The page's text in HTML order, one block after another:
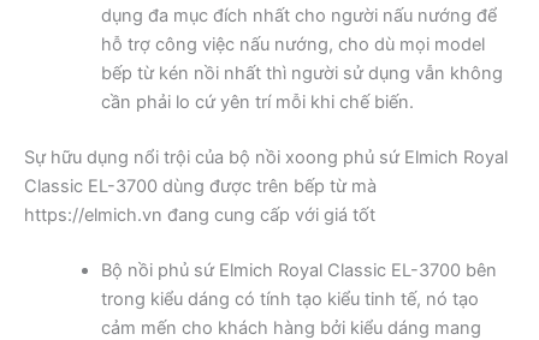
dụng đa mục đích nhất cho người nấu nướng để
hỗ trợ công việc nấu nướng, cho dù mọi model
bếp từ kén nồi nhất thì người sử dụng vẫn không
cần phải lo cứ yên trí mỗi khi chế biến.
Sự hữu dụng nổi trội của bộ nồi xoong phủ sứ Elmich Royal
Classic EL-3700 dùng được trên bếp từ mà
https://elmich.vn đang cung cấp với giá tốt
Bộ nồi phủ sứ Elmich Royal Classic EL-3700 bên
trong kiểu dáng có tính tạo kiểu tinh tế, nó tạo
cảm mến cho khách hàng bởi kiểu dáng mang